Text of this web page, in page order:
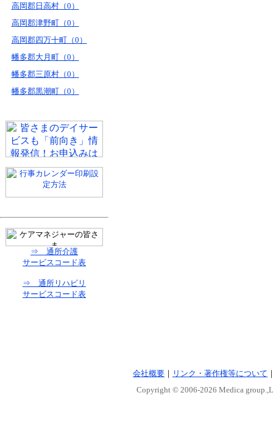
高岡郡日高村（0）
高岡郡津野町（0）
高岡郡四万十町（0）
幡多郡大月町（0）
幡多郡三原村（0）
幡多郡黒潮町（0）
⇒ 通所介護
サービスコード表
⇒ 通所リハビリ
サービスコード表
会社概要 ｜ リンク・著作権等について
Copyright © 2006-2026 Medica